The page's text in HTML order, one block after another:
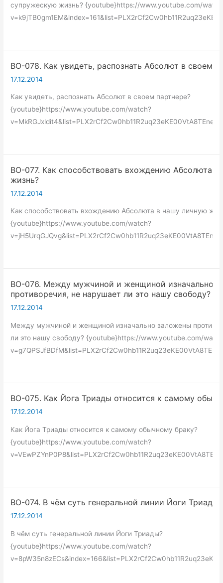
супружескую жизнь? {youtube}https://www.youtube.com/
ВО-078. Как увидеть, распознать Абсолют в своем
17.12.2014
Как увидеть, распознать Абсолют в своем партнере?
{youtube}https://www.youtube.com/watch?
ВО-077. Как способствовать вхождению Абсолюта
жизнь?
17.12.2014
Как способствовать вхождению Абсолюта в нашу личную
{youtube}https://www.youtube.com/watch?
ВО-076. Между мужчиной и женщиной изначально
противоречия, не нарушает ли это нашу свободу?
17.12.2014
Между мужчиной и женщиной изначально заложены
ли это нашу свободу? {youtube}https://www.youtube.com/
ВО-075. Как Йога Триады относится к самому
17.12.2014
Как Йога Триады относится к самому обычному браку?
{youtube}https://www.youtube.com/watch?
ВО-074. В чём суть генеральной линии Йоги Триады?
17.12.2014
В чём суть генеральной линии Йоги Триады?
{youtube}https://www.youtube.com/watch?